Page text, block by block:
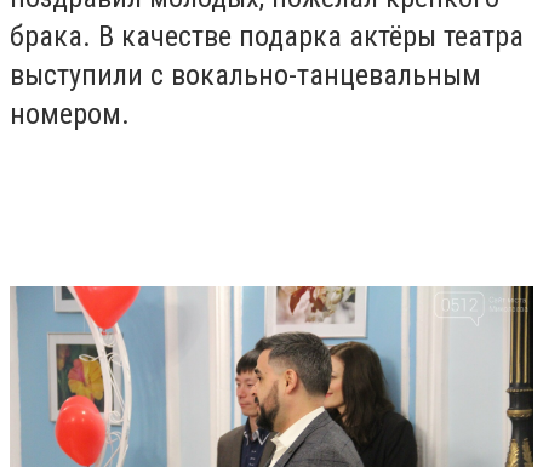
брака. В качестве подарка актёры театра
выступили с вокально-танцевальным
номером.